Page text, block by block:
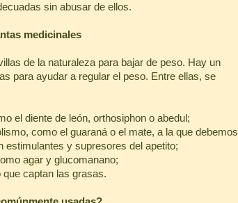
sin abusar de ellos.
medicinales
de la naturaleza para bajar de peso. Hay un
para ayudar a regular el peso. Entre ellas, se
el diente de león, orthosiphon o abedul;
como el guaraná o el mate, a la que debemos
estimulantes y supresores del apetito;
agar y glucomanano;
captan las grasas.